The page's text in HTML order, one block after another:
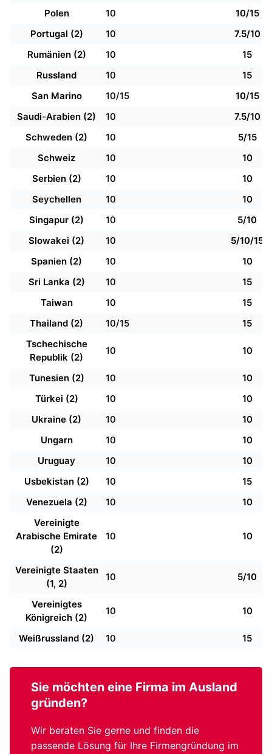
Polen 10
10/15
Portugal (2)
10
7.5/10
Rumänien (2)
10
15
Russland
10
15
San Marino
10/15
10/15
Saudi-Arabien (2)
10
7.5/10
Schweden (2)
10
5/15
Schweiz
10
10
Serbien (2)
10
10
Seychellen
10
10
Singapur (2)
10
5/10
Slowakei (2)
10
5/10/15
Spanien (2)
10
10
Sri Lanka (2)
10
15
Taiwan
10
15
Thailand (2)
10/15
15
Tschechische
Republik (2)
10 10
Tunesien (2) 10
10
Türkei (2)
10
10
Ukraine (2)
10
10
Ungarn
10
10
Uruguay
10
10
Usbekistan (2)
10
15
Venezuela (2)
10
10
Vereinigte
Arabische Emirate
(2)
10 10
Vereinigte Staaten
(1, 2)
10 5/10
Vereinigtes
Königreich (2)
10 10
Weißrussland (2) 10 15
Sie möchten eine Firma im Ausland
gründen?
Wir beraten Sie gerne und finden die
passende Lösung für Ihre Firmengründung im